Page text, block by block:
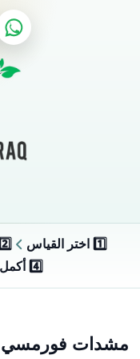
1️⃣ اختر القياس 2️⃣ اختر العدد
4️⃣ أكمل الطلب من سلة الطلب
مشدات فورمسي